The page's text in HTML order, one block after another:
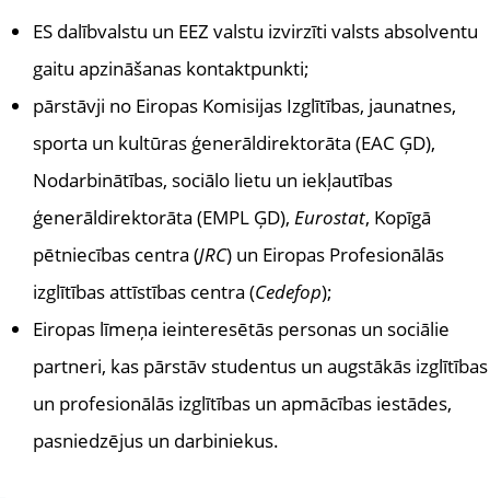
ES dalībvalstu un EEZ valstu izvirzīti valsts absolventu
gaitu apzināšanas kontaktpunkti;
pārstāvji no Eiropas Komisijas Izglītības, jaunatnes,
sporta un kultūras ģenerāldirektorāta (EAC ĢD),
Nodarbinātības, sociālo lietu un iekļautības
ģenerāldirektorāta (EMPL ĢD), Eurostat, Kopīgā
pētniecības centra (JRC) un Eiropas Profesionālās
izglītības attīstības centra (Cedefop);
Eiropas līmeņa ieinteresētās personas un sociālie
partneri, kas pārstāv studentus un augstākās izglītības
un profesionālās izglītības un apmācības iestādes,
pasniedzējus un darbiniekus.